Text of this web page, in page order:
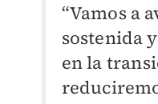
“Vamos a
sostenida
en la